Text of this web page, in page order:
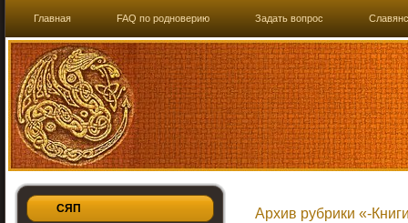
Главная FAQ по родноверию Задать вопрос
СЯП Архив рубрики «-